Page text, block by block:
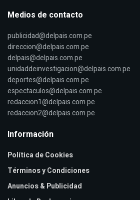
Medios de contacto
publicidad@delpais.com.pe
direccion@delpais.com.pe
delpais@delpais.com.pe
unidaddeinvestigacion@delpais.com.pe
deportes@delpais.com.pe
espectaculos@delpais.com.pe
redaccion1@delpais.com.pe
redaccion2@delpais.com.pe
Información
Política de Cookies
Términos y Condiciones
Anuncios & Publicidad